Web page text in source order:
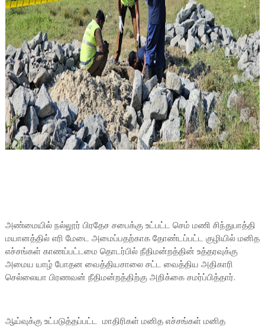
அண்மையில் நல்லூர் பிரதேச சபைக்கு உட்பட்ட செம் மணி சிந்துபாத்தி
மயானத்தில் எரி மேடை அமைப்பதற்காக தோண்டப்பட்ட குழியில் மனித
எச்சங்கள் காணப்பட்டமை தொடர்பில் நீதிமன்றத்தின் உத்தரவுக்கு
அமைய யாழ் போதன வைத்தியசாலை சட்ட வைத்திய அதிகாரி
செல்லையா பிரணவன் நீதிமன்றத்திற்கு அறிக்கை சமர்ப்பித்தார்.
ஆய்வுக்கு உட்படுத்தப்பட்ட மாதிரிகள் மனித எச்சங்கள் மனித